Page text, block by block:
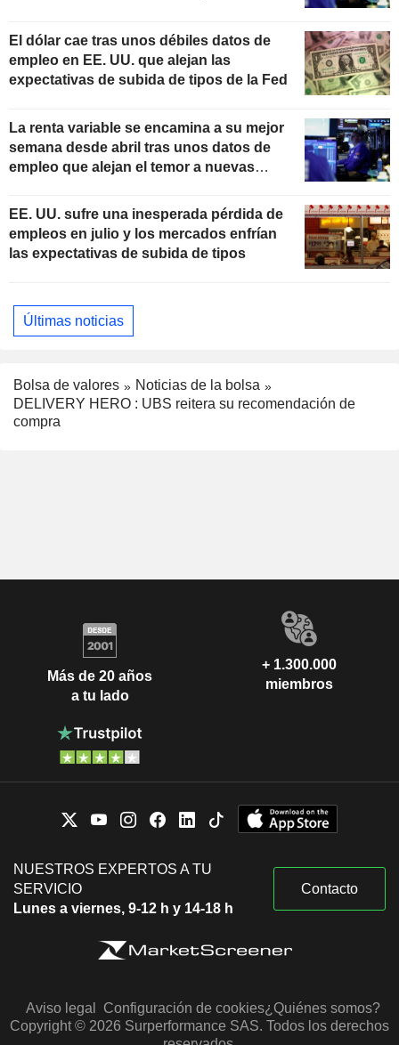
El dólar cae tras unos débiles datos de
empleo en EE. UU. que alejan las
expectativas de subida de tipos de la Fed
La renta variable se encamina a su mejor
semana desde abril tras unos datos de
empleo que alejan el temor a nuevas
EE. UU. sufre una inesperada pérdida de
empleos en julio y los mercados enfrían
las expectativas de subida de tipos
Últimas noticias
Bolsa de valores
Noticias de la bolsa
DELIVERY HERO : UBS reitera su recomendación de
compra
Más de 20 años
a tu lado
+ 1.300.000
miembros
NUESTROS EXPERTOS A TU
SERVICIO
Lunes a viernes, 9-12 h y 14-18 h
Contacto
Aviso legal Configuración de cookies¿Quiénes somos?
Copyright © 2026 Surperformance SAS. Todos los derechos